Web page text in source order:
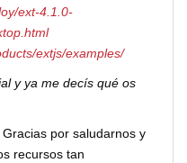
ext-4.1.0-
extjs/examples/
y ya me decís qué os
por saludarnos y
recursos tan